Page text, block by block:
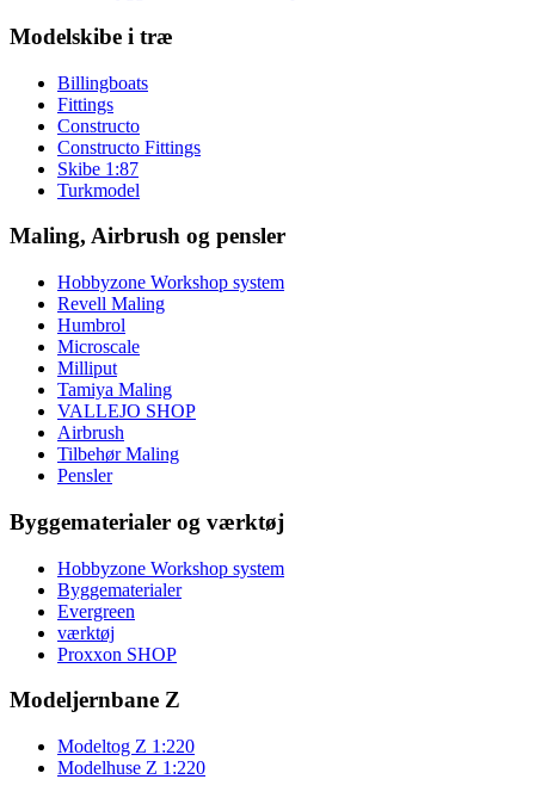
Modelskibe i træ
Billingboats
Fittings
Constructo
Constructo Fittings
Skibe 1:87
Turkmodel
Maling, Airbrush og pensler
Hobbyzone Workshop system
Revell Maling
Humbrol
Microscale
Milliput
Tamiya Maling
VALLEJO SHOP
Airbrush
Tilbehør Maling
Pensler
Byggematerialer og værktøj
Hobbyzone Workshop system
Byggematerialer
Evergreen
værktøj
Proxxon SHOP
Modeljernbane Z
Modeltog Z 1:220
Modelhuse Z 1:220